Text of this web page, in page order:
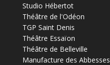
Studio Hébertot
Théâtre de l'Odéon
TGP Saint Denis
Théâtre Essaïon
Théâtre de Belleville
Manufacture des Abbesses